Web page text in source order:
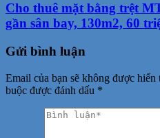
Cho thuê mặt bằng trệt
gần sân bay, 130m2, 60
Gửi bình luận
Email của bạn sẽ không được hiển
buộc được đánh dấu *